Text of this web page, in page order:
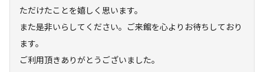
ただけたことを嬉しく思います。
また是非いらしてください。ご来館を心よりお待ちしており
ます。
ご利用頂きありがとうございました。